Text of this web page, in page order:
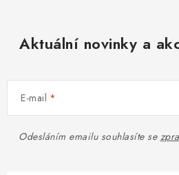
Aktuální novinky a
E-mail
Odesláním emailu souhlasíte se